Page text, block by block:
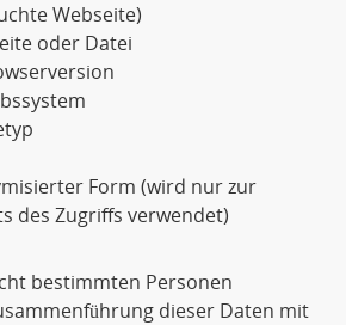
Webseite)
oder Datei
Form (wird nur zur
des Zugriffs verwendet)
bestimmten Personen
dieser Daten mit